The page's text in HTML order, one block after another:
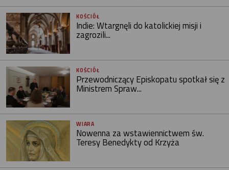
KOŚCIÓŁ
Indie: Wtargnęli do katolickiej misji i
zagrozili...
KOŚCIÓŁ
Przewodniczący Episkopatu spotkał się z
Ministrem Spraw...
WIARA
Nowenna za wstawiennictwem św.
Teresy Benedykty od Krzyża